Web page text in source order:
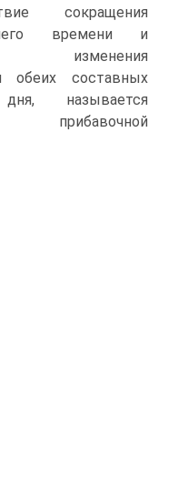
сокращения
времени и
изменения
обеих составных
называется
прибавочной